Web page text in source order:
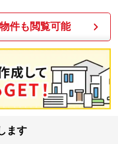
件も閲覧可能
ます